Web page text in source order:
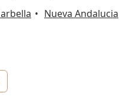
Marbella Nueva Andalucia